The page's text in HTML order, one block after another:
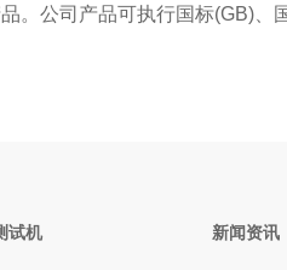
。公司产品可执行国标(GB)
试机 新闻资讯